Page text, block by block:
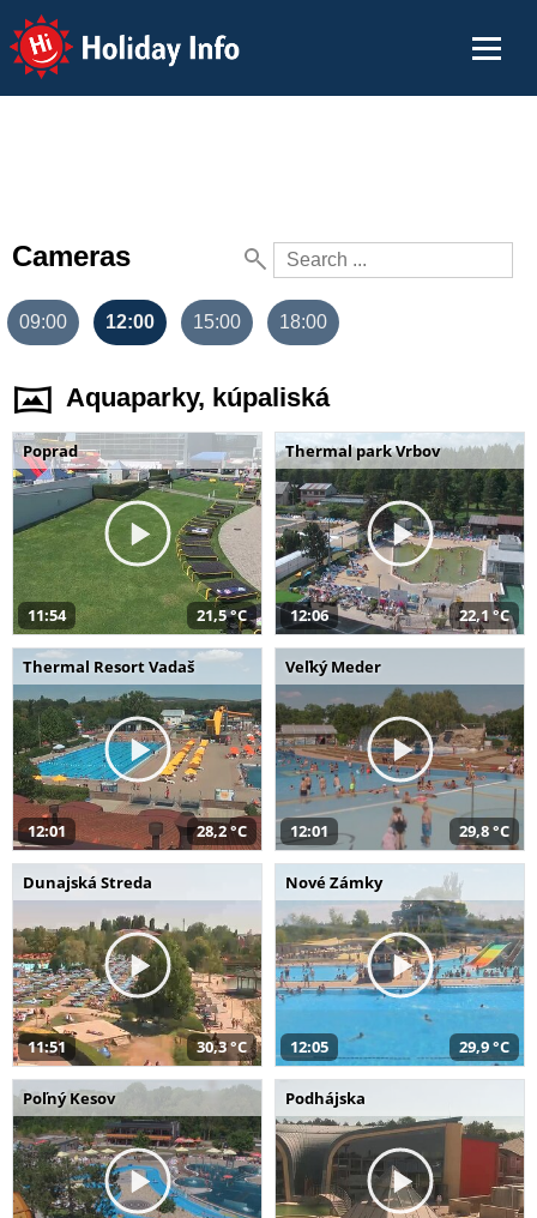
Holiday Info
Cameras
09:00 12:00 15:00 18:00
Aquaparky, kúpaliská
Poprad
11:54 21,5 °C
Thermal park Vrbov
12:06 22,1 °C
Thermal Resort Vadaš
12:01 28,2 °C
Veľký Meder
12:01 29,8 °C
Dunajská Streda
11:51 30,3 °C
Nové Zámky
12:05 29,9 °C
Poľný Kesov Podhájska